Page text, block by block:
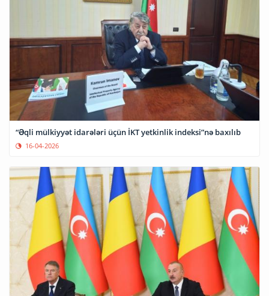
“Əqli mülkiyyət idarələri üçün İKT yetkinlik indeksi”nə baxılıb
16-04-2026